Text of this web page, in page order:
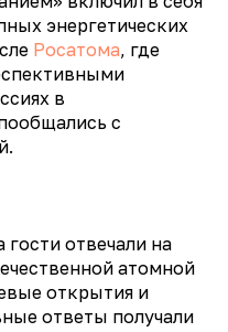
энергетических
Росатома, где
в
с
отвечали на
атомной
открытия и
ответы получали